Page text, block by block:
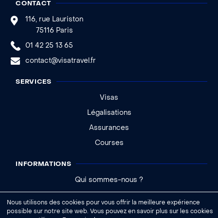
CONTACT
116, rue Lauriston
75116 Paris
01 42 25 13 65
contact@visatravel.fr
SERVICES
Visas
Légalisations
Assurances
Courses
INFORMATIONS
Qui sommes-nous ?
Aide - FAQ
Nous utilisons des cookies pour vous offrir la meilleure expérience
possible sur notre site web. Vous pouvez en savoir plus sur les cookies